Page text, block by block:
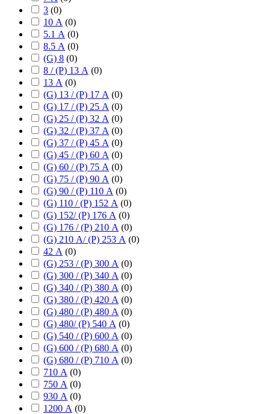
3 (0)
10 А (0)
5.1 А (0)
8.5 А (0)
(G) 8 (0)
8 / (P) 13 А (0)
13 А (0)
(G) 13 / (P) 17 А (0)
(G) 17 / (P) 25 А (0)
(G) 25 / (P) 32 А (0)
(G) 32 / (P) 37 А (0)
(G) 37 / (P) 45 А (0)
(G) 45 / (P) 60 А (0)
(G) 60 / (P) 75 А (0)
(G) 75 / (P) 90 А (0)
(G) 90 / (P) 110 А (0)
(G) 110 / (P) 152 А (0)
(G) 152/ (P) 176 А (0)
(G) 176 / (P) 210 А (0)
(G) 210 А/ (P) 253 А (0)
42 А (0)
(G) 253 / (P) 300 А (0)
(G) 300 / (P) 340 А (0)
(G) 340 / (P) 380 А (0)
(G) 380 / (P) 420 А (0)
(G) 480 / (P) 480 А (0)
(G) 480/ (P) 540 А (0)
(G) 540 / (P) 600 А (0)
(G) 600 / (P) 680 А (0)
(G) 680 / (P) 710 А (0)
710 А (0)
750 А (0)
930 А (0)
1200 А (0)